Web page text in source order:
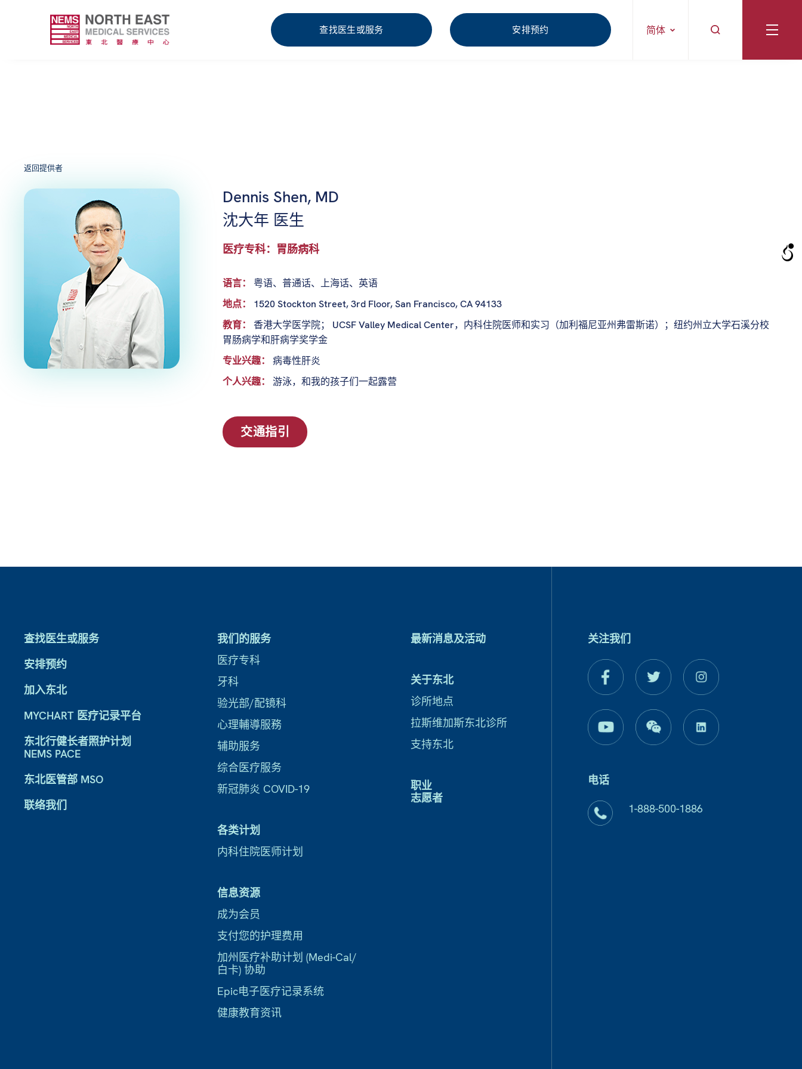
查找医生或服务 安排预约 简体
返回提供者
Dennis Shen, MD
沈大年 医生
医疗专科：胃肠病科
语言： 粤语、普通话、上海话、英语
地点：
1520 Stockton Street, 3rd Floor, San Francisco, CA 94133
教育：
香港大学医学院； UCSF Valley Medical Center，内科住院医师和实习（加利福尼亚州弗雷斯诺）；纽约州立大学石溪分校
胃肠病学和肝病学奖学金
专业兴趣：
病毒性肝炎
个人兴趣：
游泳，和我的孩子们一起露营
交通指引
查找医生或服务
安排预约
加入东北
MYCHART 医疗记录平台
东北行健长者照护计划
NEMS PACE
东北医管部 MSO
联络我们
我们的服务
医疗专科
牙科
验光部/配镜科
心理輔導服務
辅助服务
综合医疗服务
新冠肺炎 COVID-19
各类计划
内科住院医师计划
信息资源
成为会员
支付您的护理费用
加州医疗补助计划 (Medi-Cal/
白卡) 协助
Epic电子医疗记录系统
健康教育资讯
最新消息及活动
关于东北
诊所地点
拉斯维加斯东北诊所
支持东北
职业
志愿者
关注我们
电话
1-888-500-1886